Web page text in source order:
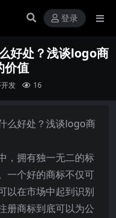
登录
好处？浅谈logo商
价值
发 16
，拥有独一无二的标
一个好的商标不仅可
以在市场中起到识别
册商标到底可以为公